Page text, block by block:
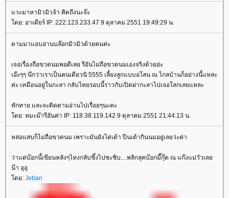
วะมาหามิวมิวจ้า คิดถึงนะจ๊ะ
ดย: อาเดียร์ IP: 222.123.233.47 9 ตุลาคม 2551 19:49:29 น.
ตามมาแอบอ่านบล๊อกมิวมิวด้วยคนค่ะ
เจอเรื่องถือขวดนมพอดีเลย รีอันไม่ถือขวดนมเองจริงด้วยอ่ะ
เอ๊ะๆๆ นึกว่าเราเป็นคนเดียวนิ 5555 เลี้ยงลูกแบบอโลน ณ ไกลบ้านก็อย่างนี้แหละ
ค่ะ เหมือนอยู่ในกะลา กลับไทยรอบนี้ราวกับเปิดฝากะลาไปเจอโลกเลยแหละ
ทักทาย และจะติดตามอ่านไปเรื่อยๆนะคะ
ดย: หมะม๊ารีอันค่า IP: 118.38.119.142 9 ตุลาคม 2551 21:44:13 น.
หล่อแสบก็ไม่ถือขวดนม เพราะมันยังไต่เต้า ปีนเต้ากินนมอยู่เลยว่ะค่า
ว่าแต่บ๊อกนี้เขียนหลังๆไหงกลับซึ้งไปซะชิบ....พลิกลุคบ๊อกมี๊กุ๊ด ณ แก๊งแม่วัวเล
น๊า อุอุ
ดย: Jeban